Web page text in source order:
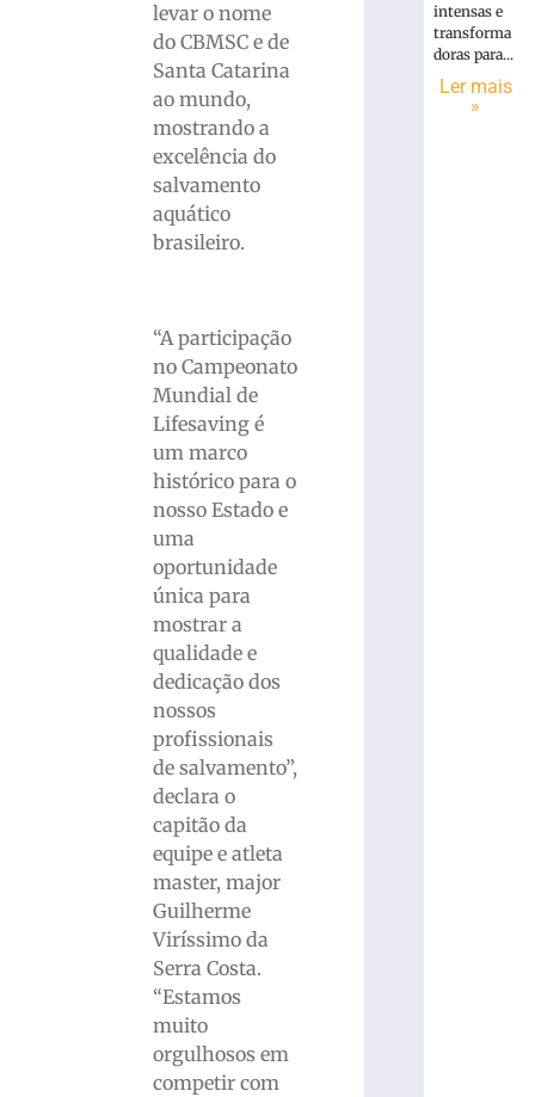
levar o nome
do CBMSC e de
Santa Catarina
ao mundo,
mostrando a
excelência do
salvamento
aquático
brasileiro.
“A participação
no Campeonato
Mundial de
Lifesaving é
um marco
histórico para o
nosso Estado e
uma
oportunidade
única para
mostrar a
qualidade e
dedicação dos
nossos
profissionais
de salvamento”,
declara o
capitão da
equipe e atleta
master, major
Guilherme
Viríssimo da
Serra Costa.
“Estamos
muito
orgulhosos em
competir com
intensas e
transforma
doras para...
Ler mais
»